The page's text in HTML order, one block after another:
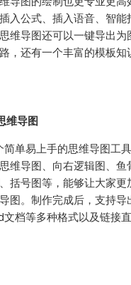
入公式、插入语音、智能
维导图还可以一键导出为
，还有一个丰富的模板知
维导图
单易上手的思维导图工
维导图、向右逻辑图、鱼
括号图等，能够让大家更
图。制作完成后，支持导
档等多种格式以及链接直